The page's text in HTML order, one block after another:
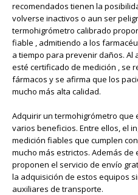
recomendados tienen la
volverse inactivos o aun ser
termohigrómetro calibrado
fiable , admitiendo a los
a tiempo para prevenir daños.
esté certificado de medición , se
fármacos y se afirma que los
mucho más alta calidad.
Adquirir un termohigrómetro que
varios beneficios. Entre ellos, el
medición fiables que cumplen
mucho más estrictos. Además
proponen el servicio de envío
la adquisición de estos equipos
auxiliares de transporte.